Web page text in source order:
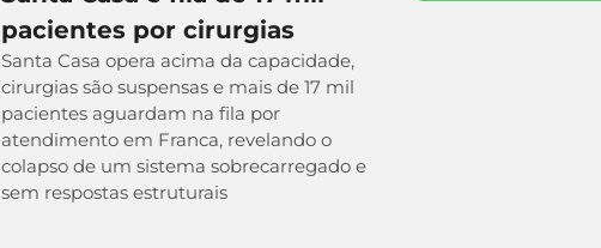
pacientes por cirurgias
Santa Casa opera acima da capacidade,
cirurgias são suspensas e mais de 17 mil
pacientes aguardam na fila por
atendimento em Franca, revelando o
colapso de um sistema sobrecarregado e
sem respostas estruturais